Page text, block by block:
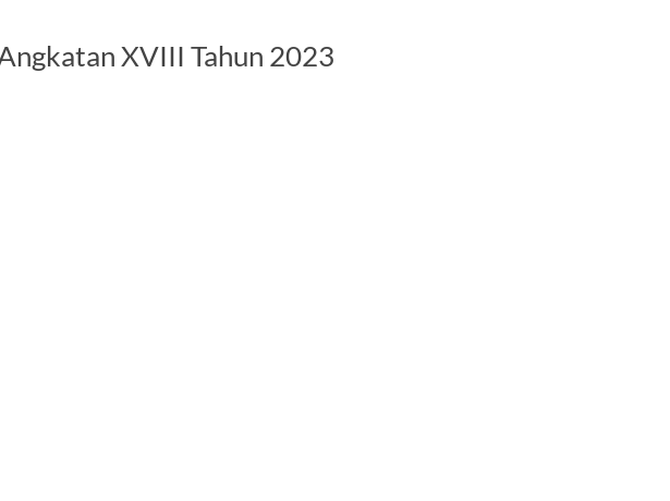
XVIII Tahun 2023